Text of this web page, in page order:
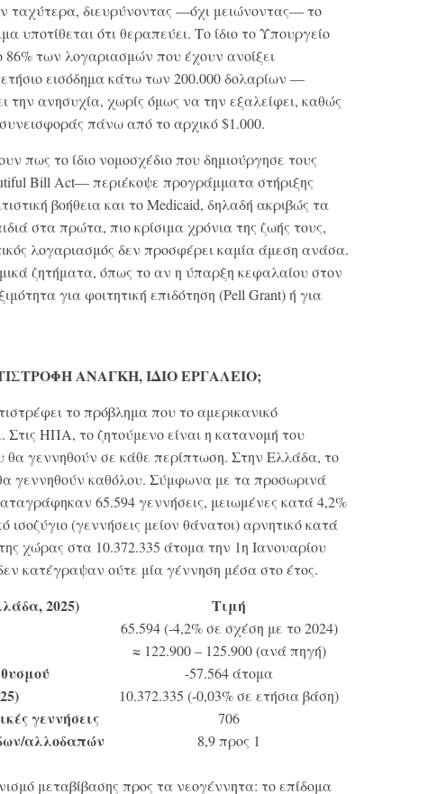
ταχύτερα, διευρύνοντας —όχι μειώνοντας— το
υποτίθεται ότι θεραπεύει. Το ίδιο το Υπουργείο
86% των λογαριασμών που έχουν ανοίξει
ετήσιο εισόδημα κάτω των 200.000 δολαρίων —
την ανησυχία, χωρίς όμως να την εξαλείφει, καθώς
πάνω από το αρχικό $1.000.
πως το ίδιο νομοσχέδιο που δημιούργησε τους
Bill Act— περιέκοψε προγράμματα στήριξης
βοήθεια και το Medicaid, δηλαδή ακριβώς τα
στα πρώτα, πιο κρίσιμα χρόνια της ζωής τους,
λογαριασμός δεν προσφέρει καμία άμεση ανάσα.
ζητήματα, όπως το αν η ύπαρξη κεφαλαίου στον
για φοιτητική επιδότηση (Pell Grant) ή για
ΑΝΑΓΚΗ, ΙΔΙΟ ΕΡΓΑΛΕΙΟ;
το πρόβλημα που το αμερικανικό
ΗΠΑ, το ζητούμενο είναι η κατανομή του
γεννηθούν σε κάθε περίπτωση. Στην Ελλάδα, το
γεννηθούν καθόλου. Σύμφωνα με τα προσωρινά
65.594 γεννήσεις, μειωμένες κατά 4,2%
ισοζύγιο (γεννήσεις μείον θάνατοι) αρνητικό κατά
χώρας στα 10.372.335 άτομα την 1η Ιανουαρίου
κατέγραψαν ούτε μία γέννηση μέσα στο έτος.
2025)
Τιμή
65.594 (-4,2% σε σχέση με το 2024)
≈ 122.900 – 125.900 (ανά πηγή)
-57.564 άτομα
10.372.335 (-0,03% σε ετήσια βάση)
γεννήσεις 706
αλλοδαπών
8,9 προς 1
μεταβίβασης προς τα νεογέννητα: το επίδομα